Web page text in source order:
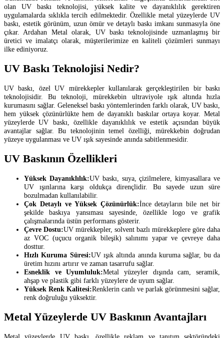
olan UV baskı teknolojisi, yüksek kalite ve dayanıklılık gerektiren
uygulamalarda sıklıkla tercih edilmektedir. Özellikle metal yüzeylerde UV
baskı, estetik görünüm, uzun ömür ve detaylı baskı imkanı sunmasıyla öne
çıkar. Ardahan Metal olarak, UV baskı teknolojisinde uzmanlaşmış bir
üretici ve imalatçı olarak, müşterilerimize en kaliteli çözümleri sunmayı
ilke ediniyoruz.
UV Baskı Teknolojisi Nedir?
UV baskı, özel UV mürekkepler kullanılarak gerçekleştirilen bir baskı
teknolojisidir. Bu teknoloji, mürekkebin ultraviyole ışık altında hızla
kurumasını sağlar. Geleneksel baskı yöntemlerinden farklı olarak, UV baskı,
hem yüksek çözünürlükte hem de dayanıklı baskılar ortaya koyar. Metal
yüzeylerde UV baskı, özellikle dayanıklılık ve estetik açısından büyük
avantajlar sağlar. Bu teknolojinin temel özelliği, mürekkebin doğrudan
yüzeye uygulanması ve UV ışık sayesinde anında sabitlenmesidir.
UV Baskının Özellikleri
Yüksek Dayanıklılık:UV baskı, suya, çizilmelere, kimyasallara ve
UV ışınlarına karşı oldukça dirençlidir. Bu sayede uzun süre
bozulmadan kullanılabilir.
Çok Detaylı ve Yüksek Çözünürlük:İnce detayların bile net bir
şekilde baskıya yansıması sayesinde, özellikle logo ve grafik
çalışmalarında üstün performans gösterir.
Çevre Dostu:UV mürekkepler, solvent bazlı mürekkeplere göre daha
az VOC (uçucu organik bileşik) salınımı yapar ve çevreye daha
dosttur.
Hızlı Kuruma Süresi:UV ışık altında anında kuruma sağlar, bu da
üretim hızını artırır ve zaman tasarrufu sağlar.
Esneklik ve Uyumluluk:Metal yüzeyler dışında cam, seramik,
ahşap ve plastik gibi farklı yüzeylere de uyum sağlar.
Yüksek Renk Kalitesi:Renklerin canlı ve parlak görünmesini sağlar,
renk doğruluğu yüksektir.
Metal Yüzeylerde UV Baskının Avantajları
Metal yüzeylerde UV baskı, özellikle reklam ve tanıtım sektöründeki